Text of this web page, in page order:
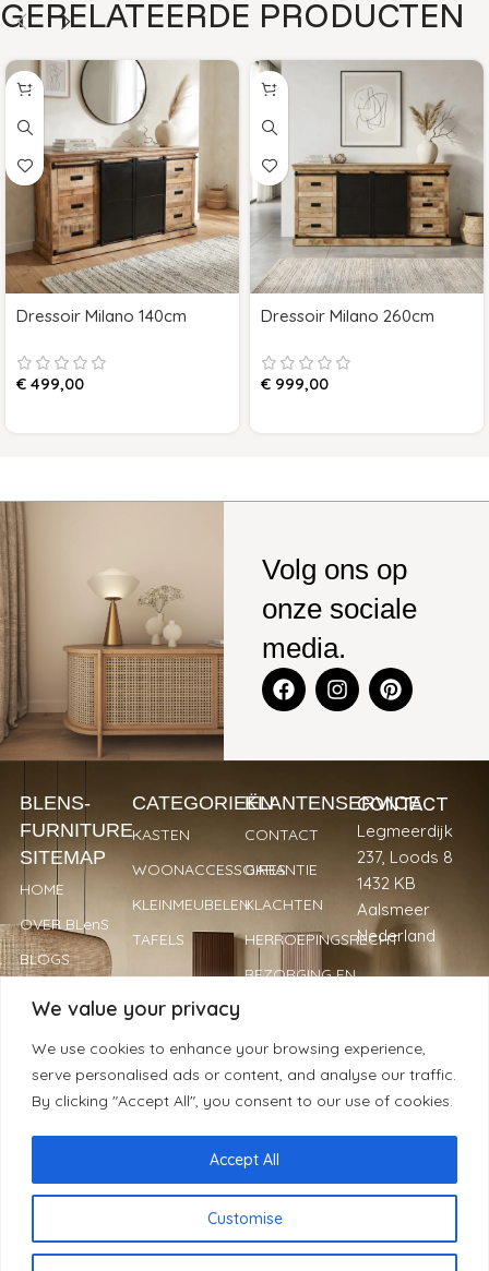
We value your privacy
We use cookies to enhance your browsing experience,
serve personalised ads or content, and analyse our traffic.
By clicking "Accept All", you consent to our use of cookies.
Customise
Accept All
GERELATEERDE PRODUCTEN
Dressoir Milano 140cm
€ 499,00
Dressoir Milano 260cm
€ 999,00
Volg ons op
onze sociale
media.
BLENS-
FURNITURE
SITEMAP
HOME
OVER BLenS
BLOGS
ALS WINKELIER
CATEGORIEËN
KASTEN
WOONACCESSOIRES
KLEINMEUBELEN
TAFELS
KLANTENSERVICE
CONTACT
GARANTIE
KLACHTEN
HERROEPINGSRECHT
BEZORGING EN
CONTACT
Legmeerdijk
237, Loods 8
1432 KB
Aalsmeer
Nederland
info@blens-
furniture.nl
Kamer van
Handgemaakt met ❤ & ☕ doorMoblogix